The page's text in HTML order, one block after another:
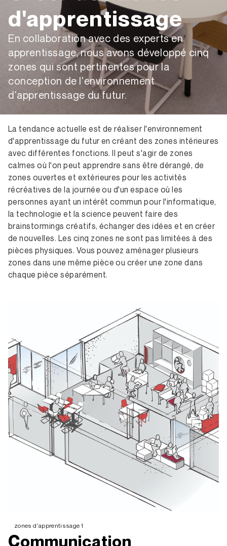
d'apprentissage
En collaboration avec des experts en
apprentissage, nous avons développé cinq
zones qui sont pertinentes pour la
conception de l'environnement
d'apprentissage du futur.
La tendance actuelle est de réaliser l'environnement
d'apprentissage du futur en créant des zones intérieures
avec différentes fonctions. Il peut s'agir de zones
calmes où l'on peut apprendre sans être dérangé, de
zones ouvertes et extérieures pour les activités
récréatives de la journée ou d'un espace où les
personnes ayant un intérêt commun pour l'informatique,
la technologie et la science peuvent faire des
brainstormings créatifs, échanger des idées et en créer
de nouvelles. Les cinq zones ne sont pas limitées à des
pièces physiques. Vous pouvez aménager plusieurs
zones dans une même pièce ou créer une zone dans
chaque pièce séparément.
zones d'apprentissage 1
Communication